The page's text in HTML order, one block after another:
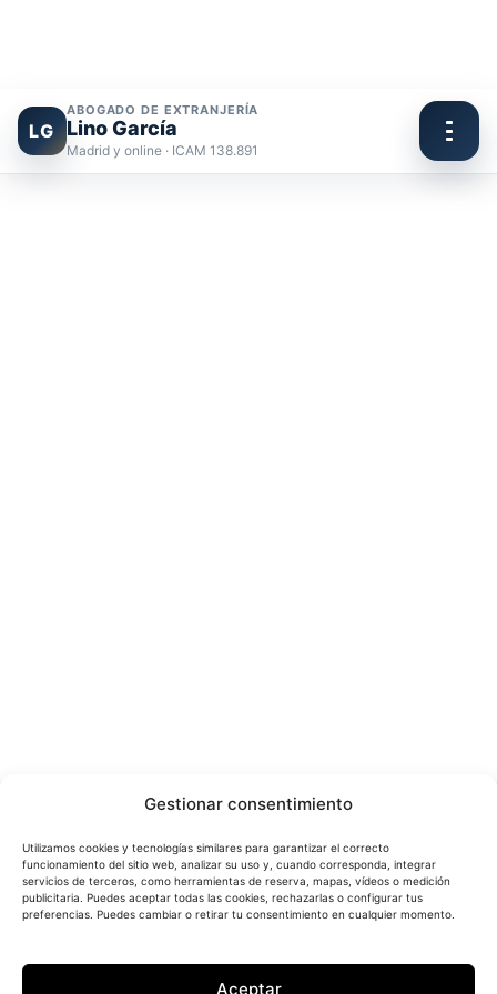
Gestionar consentimiento
Utilizamos cookies y tecnologías similares para garantizar el correcto
funcionamiento del sitio web, analizar su uso y, cuando corresponda, integrar
servicios de terceros, como herramientas de reserva, mapas, vídeos o medición
publicitaria. Puedes aceptar todas las cookies, rechazarlas o configurar tus
preferencias. Puedes cambiar o retirar tu consentimiento en cualquier momento.
Aceptar
LG
ABOGADO DE EXTRANJERÍA
Lino García
Madrid y online · ICAM 138.891